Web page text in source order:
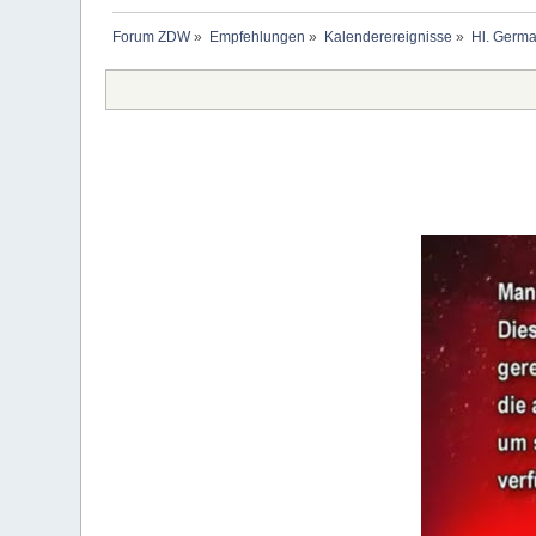
Forum ZDW» Empfehlungen » Kalenderereignisse » Hl.